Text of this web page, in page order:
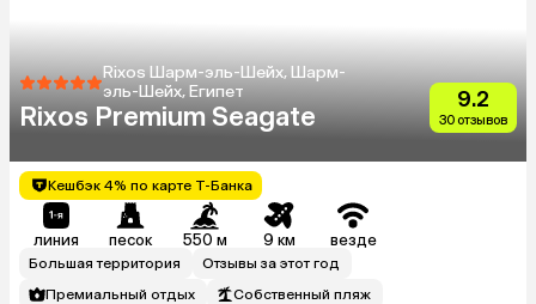
Rixos Шарм-эль-Шейх, Шарм-
эль-Шейх, Египет
Rixos Premium Seagate
9.2
30 отзывов
Кешбэк 4% по карте Т-Банка
линия песок 550 м 9 км везде
Большая территория
Отзывы за этот год
Премиальный отдых
Собственный пляж